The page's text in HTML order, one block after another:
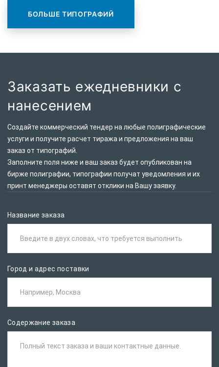
БОЛЬШЕ ТИПОГРАФИЙ
Заказать ежедневники с
нанесением
Создайте коммерческий тендер на любые полиграфические
услуги и получите расчет тиража и предложения на ваш
заказ от типографий.
Заполните поля ниже и ваш заказ будет опубликован на
бирже полиграфии, типографии получат уведомления и их
принт менеджеры оставят отклики на Вашу заявку.
Название заказа
Введите в двух словах, что требуется выполнить
Город и адрес поставки
Например, Москва
Содержание заказа
Полный текст заказа и ваши контактные данные.